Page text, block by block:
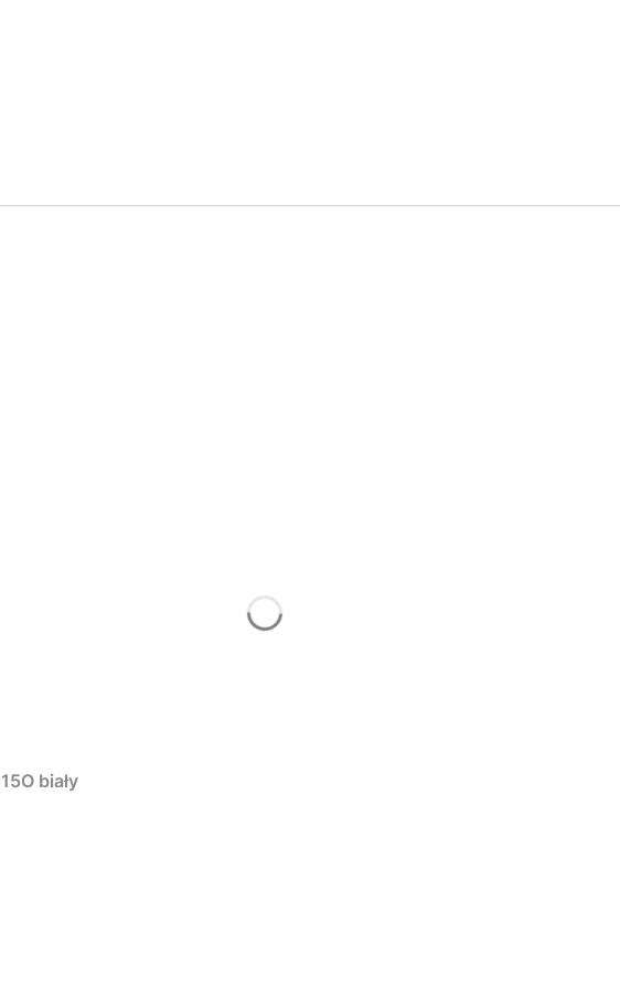
biały